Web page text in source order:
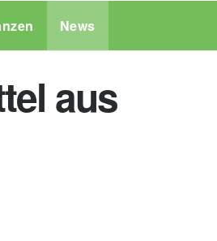
News
aus